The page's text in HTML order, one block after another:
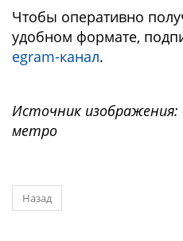
Чтобы оперативно
удобном формате,
egram-канал.
Источник
метро
Назад